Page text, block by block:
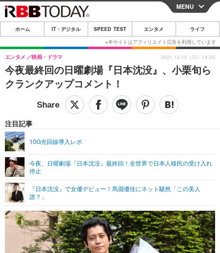
CLOSE
ホーム
IT・デジタル
IT・デジタルTOP スマートフォン
ショッピング その他
SPEED TEST
エンタメTOP 映画・ドラマ
ショッピング その他
ライフTOP
リリース一覧
プッシュ通知の停止方法
MENU
ホーム IT・デジタル SPEED TEST エンタメ ライフ
今夜最終回の日曜劇場『日本沈没』、小栗旬ら
クランクアップコメント！
エンタメ 映画・ドラマ
注目記事
10G光回線導入レポ
今夜、日曜劇場『日本沈没』最終回！全世界で日本人移民の受け入れ
停止
『日本沈没』で女優デビュー！馬淵優佳にネット騒然「この美人
誰？」
2021.12.12（日）14:30